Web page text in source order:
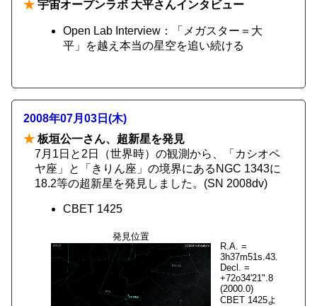
★ 宇宙オープンラボ 大平さんインタビュー
Open Lab Interview：「メガスター＝大
平」を越え本当の星空を追い続ける
2008年07月03日(木)
★ 板垣公一さん、超新星を発見
7月1日と2日（世界時）の観測から、「カシオペ
ヤ座」と「きりん座」の境界にあるNGC 1343に
18.2等の超新星を発見しました。(SN 2008dv)
CBET 1425
発見位置
R.A. =
3h37m51s.43.
Decl. =
+72o34'21".8
(2000.0)
CBET 1425よ